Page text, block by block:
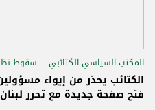
المكتب السياسي الكتائبي سقوط
الكتائب يحذر من إيواء
فتح صفحة جديدة مع تحرر لبنان